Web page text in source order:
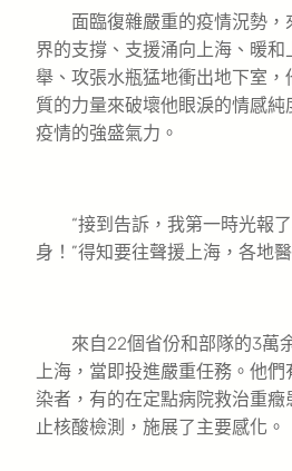
面臨復雜嚴重的疫情況勢，
界的支撐、支援涌向上海、暖
舉、攻張水瓶猛地衝出地下室
質的力量來破壞他眼淚的情感
疫情的強盛氣力。
“接到告訴，我第一時光報了
身！”得知要往聲援上海，各地
來自22個省份和部隊的3萬
上海，當即投進嚴重任務。他
染者，有的在定點病院救治重
止核酸檢測，施展了主要感化。